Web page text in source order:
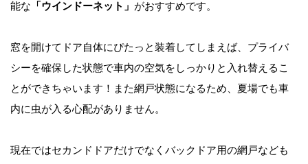
能な 「ウインドーネット」 がおすすめです。
窓を開けてドア自体にぴたっと装着してしまえば、プライバ
シーを確保した状態で車内の空気をしっかりと入れ替えるこ
とができちゃいます！また網戸状態になるため、夏場でも車
内に虫が入る心配がありません。
現在ではセカンドドアだけでなくバックドア用の網戸なども